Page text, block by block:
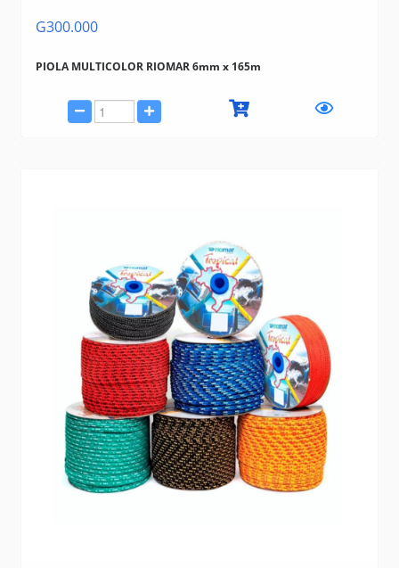
G300.000
PIOLA MULTICOLOR RIOMAR 6mm x 165m